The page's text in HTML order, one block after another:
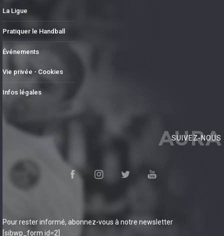
La Ligue
Pratiquer le Handball
Événements
Vie privée - Cookies
Infos légales
AURA
SUIVEZ-NOUS
Pour rester informé, abonnez-vous à notre newsletter
[sibwp_form id=2]